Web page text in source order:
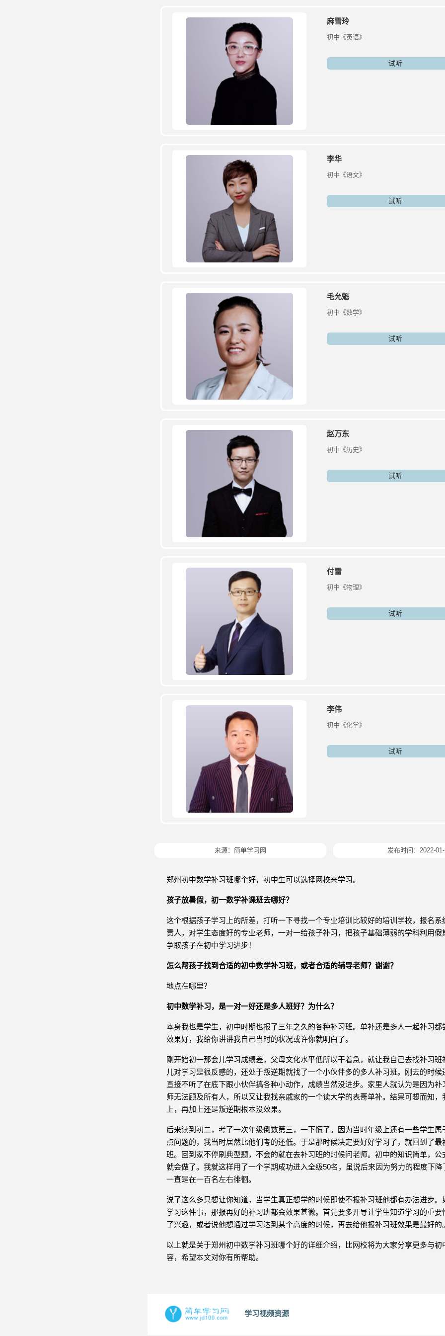
麻雪玲
初中《英语》
试听
李华
初中《语文》
试听
毛允魁
初中《数学》
试听
赵万东
初中《历史》
试听
付雷
初中《物理》
试听
李伟
初中《化学》
试听
来源：简单学习网 发布时间：2022-
郑州初中数学补习班哪个好，初中生可以选择网校来学习。
孩子放暑假，初一数学补课班去哪好？
这个根据孩子学习上的所差，打听一下寻找一个专业培训比较好的培训学校，报名系
责人，对学生态度好的专业老师，一对一给孩子补习，把孩子基础薄弱的学科利用假
争取孩子在初中学习进步！
怎么帮孩子找到合适的初中数学补习班，或者合适的辅导老师？谢谢？
地点在哪里？
初中数学补习，是一对一好还是多人班好？为什么？
本身我也是学生，初中时期也报了三年之久的各种补习班。单补还是多人一起补习都
效果好，我给你讲讲我自己当时的状况或许你就明白了。
刚开始初一那会儿学习成绩差，父母文化水平低所以干着急，就让我自己去找补习班
儿对学习是很反感的，还处于叛逆期就找了一个小伙伴多的多人补习班。刚去的时候
直接不听了在底下跟小伙伴搞各种小动作，成绩当然没进步。家里人就认为是因为补
师无法顾及所有人，所以又让我找亲戚家的一个读大学的表哥单补。结果可想而知，
上，再加上还是叛逆期根本没效果。
后来读到初二，考了一次年级倒数第三，一下慌了。因为当时年级上还有一些学生属
点问题的，我当时居然比他们考的还低。于是那时候决定要好好学习了，就回到了最
班。回到家不停刷典型题，不会的就在去补习班的时候问老师。初中的知识简单，公
就会做了。我就这样用了一个学期成功进入全级50名，虽说后来因为努力的程度下降
一直是在一百名左右徘徊。
说了这么多只想让你知道，当学生真正想学的时候即使不报补习班他都有办法进步。
学习这件事，那报再好的补习班都会效果甚微。首先要多开导让学生知道学习的重要
了兴趣，或者说他想通过学习达到某个高度的时候，再去给他报补习班效果是最好的
以上就是关于郑州初中数学补习班哪个好的详细介绍，比网校将为大家分享更多与初
容，希望本文对你有所帮助。
学习视频资源